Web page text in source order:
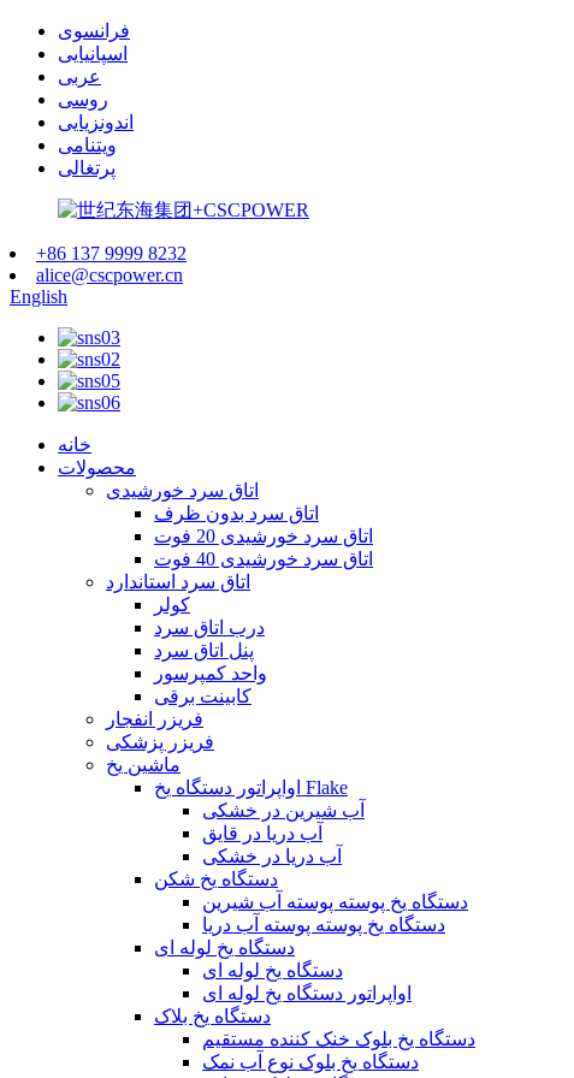
فرانسوی
اسپانیایی
عربی
روسی
اندونزیایی
ویتنامی
پرتغالی
+86 137 9999 8232
alice@cscpower.cn
English
خانه
محصولات
اتاق سرد خورشیدی
اتاق سرد بدون ظرف
اتاق سرد خورشیدی 20 فوت
اتاق سرد خورشیدی 40 فوت
اتاق سرد استاندارد
کولر
درب اتاق سرد
پنل اتاق سرد
واحد کمپرسور
کابینت برقی
فریزر انفجار
فریزر پزشکی
ماشین یخ
اواپراتور دستگاه یخ Flake
آب شیرین در خشکی
آب دریا در قایق
آب دریا در خشکی
دستگاه یخ شکن
دستگاه یخ پوسته پوسته آب شیرین
دستگاه یخ پوسته پوسته آب دریا
دستگاه یخ لوله ای
دستگاه یخ لوله ای
اواپراتور دستگاه یخ لوله ای
دستگاه یخ بلاک
دستگاه یخ بلوک خنک کننده مستقیم
دستگاه یخ بلوک نوع آب نمک